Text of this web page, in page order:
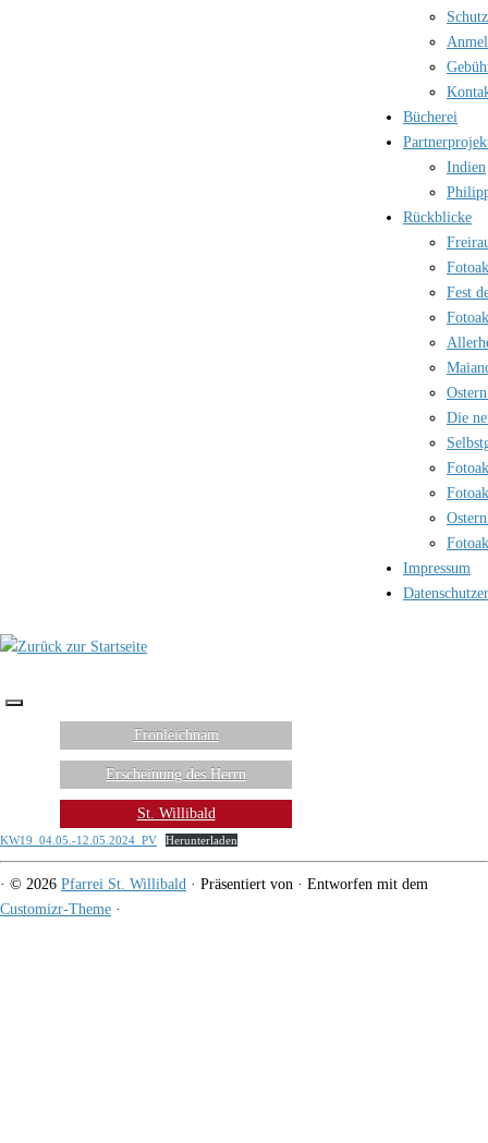
Bücherei
Indien
Rückblicke
Fest
Die
Impressum
Fronleichnam
Erscheinung des Herrn
St. Willibald
KW19_04.05.-12.05.2024_PV Herunterladen
· © 2026 Pfarrei St. Willibald · Präsentiert von · Entworfen mit dem
Customizr-Theme ·